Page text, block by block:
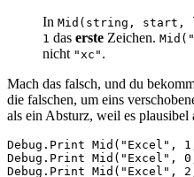
In Mid(string, start,
1 das erste Zeichen.
nicht "xc" .
Mach das falsch, und du
die falschen, um eins
als ein Absturz, weil es plausibel
Debug.Print
Debug.Print